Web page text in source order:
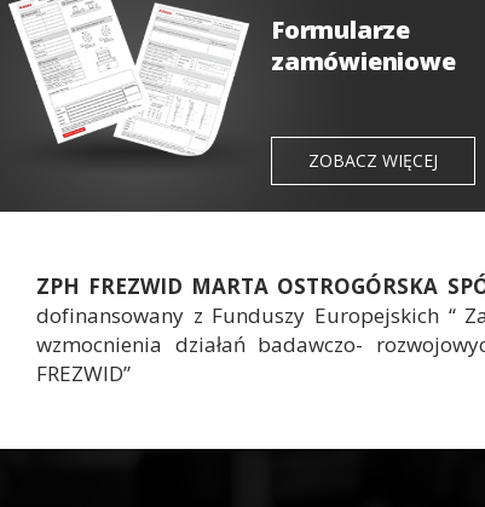
Formularze
zamówieniowe
ZOBACZ WIĘCEJ
ZPH FREZWID MARTA OSTROGÓRSKA
dofinansowany z Funduszy Europejskich “
wzmocnienia działań badawczo-
FREZWID”